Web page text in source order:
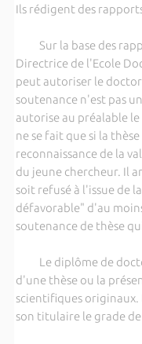
Ils rédigent des
Sur la base des
Directrice de l'Ecole
peut autoriser le
soutenance n'est pas
autorise au préalable
ne se fait que si la
reconnaissance de la
du jeune chercheur. Il
soit refusé à l'issue de
défavorable" d'au
soutenance de thèse
Le diplôme de
d'une thèse ou la
scientifiques
son titulaire le grade